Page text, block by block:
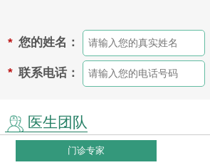
* 您的姓名：
* 联系电话：
医生团队
门诊专家